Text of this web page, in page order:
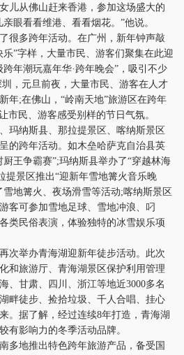
从佛山赶来香港，参加这场盛大的
眼看看维港、看看烟花。”他说。
多跨年活动。在广州，新年钟声敲
”字样，大量市民、游客们聚集在此迎
年潮玩嘉年华·跨年晚会”，吸引不少
，元旦前夜，大量市民、游客在人才
年;在佛山，“岭南天地”旅游区在跨年
市民、游客感受别样的节日气氛。
纳斯县、那拉提景区、喀纳斯景区
的跨年活动。如木垒哈萨克自治县英
王争霸赛”;玛纳斯县举办了“穿越林海
提景区推出“迎新年雪地篝火音乐晚
地篝火、夜场滑雪等活动;喀纳斯景区
客可参加雪地足球、雪地冲浪、叼
类民俗表演，体验独特的冰雪娱乐项
举办青海湖迎新年徒步活动。此次
和旅游厅、青海湖景区保护利用管理
、甘肃、四川、浙江等地近3000多名
畔徒步、捡拾垃圾、千人合唱、挂心
。据了解，经过连续8年打造，青海湖
有影响力的冬季活动品牌。
地推出特色跨年旅游产品，备受国